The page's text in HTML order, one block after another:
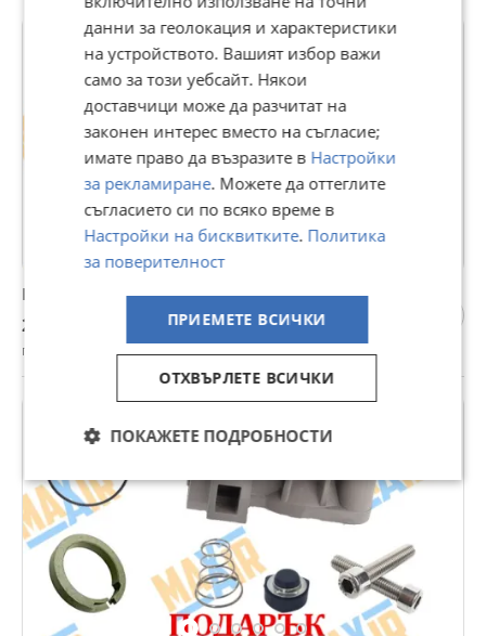
Компресор за въздушно окачване Land Rover
255 €
гр. Гоце Делчев, Благоевград, 16 юни
данни за геолокация и характеристики
на устройството. Вашият избор важи
само за този уебсайт. Някои
доставчици може да разчитат на
законен интерес вместо на съгласие;
имате право да възразите в Настройки
за рекламиране. Можете да оттеглите
съгласието си по всяко време в
Настройки на бисквитките. Политика
за поверителност
ПРИЕМЕТЕ ВСИЧКИ
ОТХВЪРЛЕТЕ ВСИЧКИ
ПОКАЖЕТЕ ПОДРОБНОСТИ